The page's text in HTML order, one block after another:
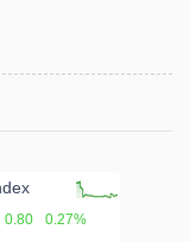
0.80 0.27%